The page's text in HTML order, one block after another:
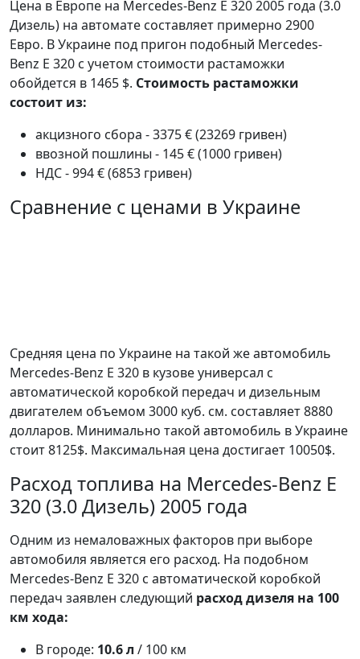
Цена в Европе на Mercedes-Benz E 320 2005 года (3.0
Дизель) на автомате составляет примерно 2900
Евро. В Украине под пригон подобный Mercedes-
Benz E 320 с учетом стоимости растаможки
обойдется в 1465 $. Стоимость растаможки
состоит из:
акцизного сбора - 3375 € (23269 гривен)
ввозной пошлины - 145 € (1000 гривен)
НДС - 994 € (6853 гривен)
Сравнение с ценами в Украине
Средняя цена по Украине на такой же автомобиль
Mercedes-Benz E 320 в кузове универсал c
автоматической коробкой передач и дизельным
двигателем объемом 3000 куб. см. составляет 8880
долларов. Минимально такой автомобиль в Украине
стоит 8125$. Максимальная цена достигает 10050$.
Расход топлива на Mercedes-Benz E
320 (3.0 Дизель) 2005 года
Одним из немаловажных факторов при выборе
автомобиля является его расход. На подобном
Mercedes-Benz E 320 с автоматической коробкой
передач заявлен следующий расход дизеля на 100
км хода:
В городе: 10.6 л / 100 км